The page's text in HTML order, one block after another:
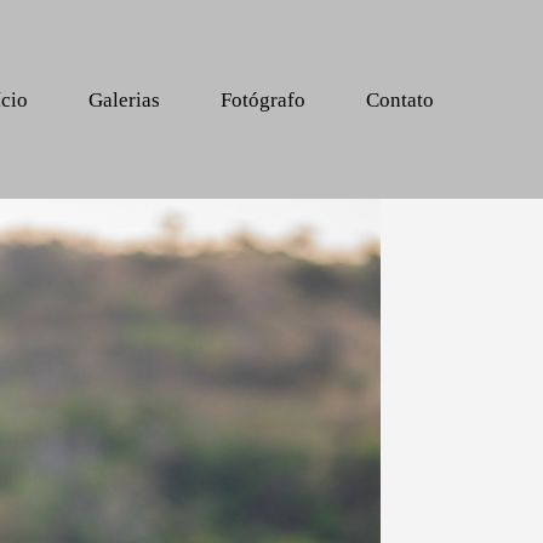
Galerias Fotógrafo Contato